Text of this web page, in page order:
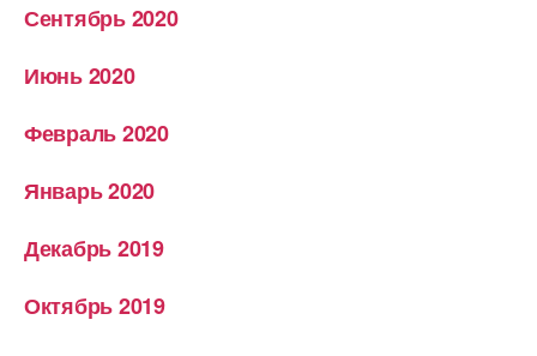
Сентябрь 2020
Июнь 2020
Февраль 2020
Январь 2020
Декабрь 2019
Октябрь 2019